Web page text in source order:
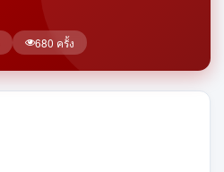
680 ครั้ง